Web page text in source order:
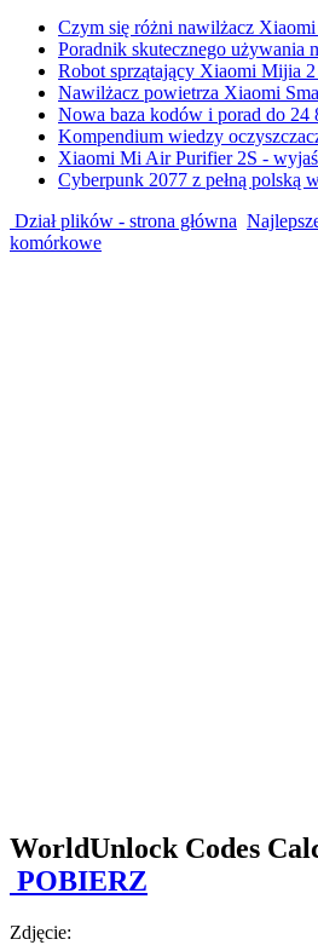
Czym się różni nawilżacz
Poradnik skutecznego używania
Robot sprzątający Xiaomi Mijia
Nawilżacz powietrza Xiaomi
Nowa baza kodów i porad do 24
Kompendium wiedzy
Xiaomi Mi Air Purifier 2S -
Cyberpunk 2077 z pełną polską
Dział plików - strona główna
komórkowe
WorldUnlock Codes
POBIERZ
Zdjęcie: